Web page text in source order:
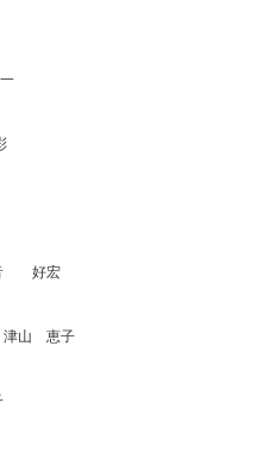
好宏
津山 恵子